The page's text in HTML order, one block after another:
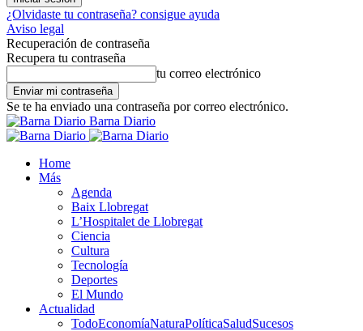
¿Olvidaste tu contraseña? consigue ayuda
Aviso legal
Recuperación de contraseña
Recupera tu contraseña
tu correo electrónico
Se te ha enviado una contraseña por correo electrónico.
Barna Diario
Home
Más
Agenda
Baix Llobregat
L’Hospitalet de Llobregat
Ciencia
Cultura
Tecnología
Deportes
El Mundo
Actualidad
TodoEconomíaNaturaPolíticaSaludSucesos